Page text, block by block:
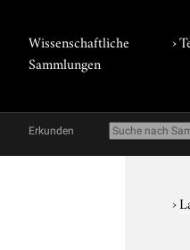
Wissenschaftliche
Sammlungen
›
Erkunden
›